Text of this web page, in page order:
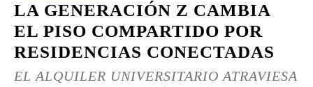
LA GENERACIÓN Z CAMBIA
EL PISO COMPARTIDO POR
RESIDENCIAS CONECTADAS
EL ALQUILER UNIVERSITARIO ATRAVIESA